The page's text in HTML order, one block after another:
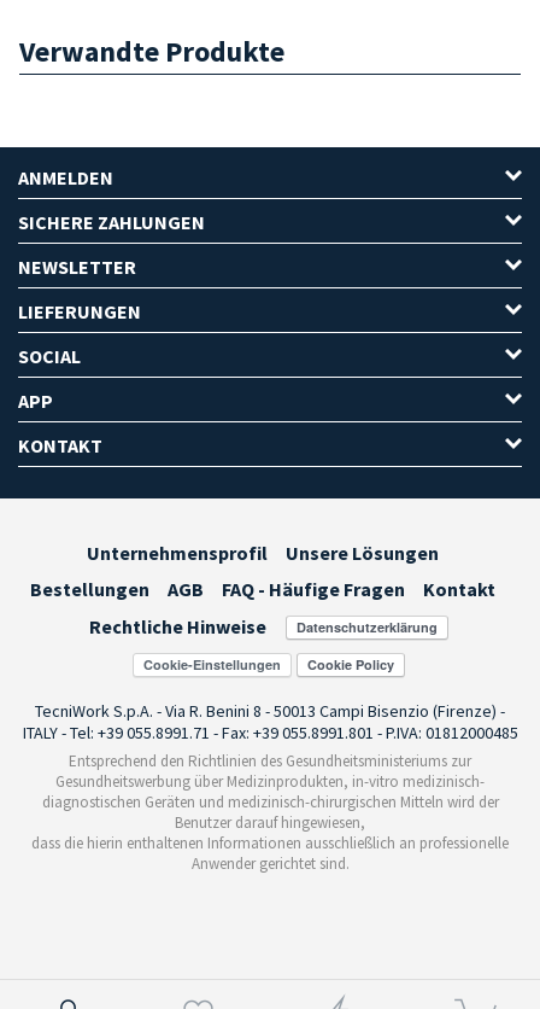
Verwandte Produkte
ANMELDEN
SICHERE ZAHLUNGEN
NEWSLETTER
LIEFERUNGEN
SOCIAL
APP
KONTAKT
Unternehmensprofil
Unsere Lösungen
Bestellungen
AGB FAQ - Häufige Fragen
Kontakt
Rechtliche Hinweise
Cookie-Einstellungen
TecniWork S.p.A. - Via R. Benini 8 - 50013 Campi Bisenzio (Firenze) -
ITALY - Tel: +39 055.8991.71 - Fax: +39 055.8991.801 - P.IVA: 01812000485
Entsprechend den Richtlinien des Gesundheitsministeriums zur
Gesundheitswerbung über Medizinprodukten, in-vitro medizinisch-
diagnostischen Geräten und medizinisch-chirurgischen Mitteln wird der
Benutzer darauf hingewiesen,
dass die hierin enthaltenen Informationen ausschließlich an professionelle
Anwender gerichtet sind.